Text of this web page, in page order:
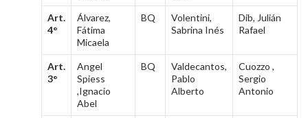
Art.
4°
Álvarez,
Fátima
Micaela
BQ
Volentini,
Sabrina Inés
Dib, Julián
Rafael
Art.
3°
Angel
Spiess
,Ignacio
Abel
BQ
Valdecantos,
Pablo
Alberto
Cuozzo ,
Sergio
Antonio